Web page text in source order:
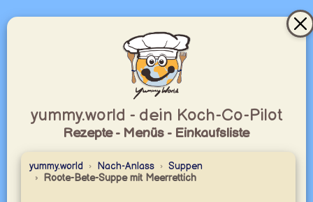
yummy.world - dein Koch-Co-Pilot
Rezepte - Menüs - Einkaufsliste
yummy.world Nach-Anlass
Suppen
Roote-Bete-Suppe mit Meerrettich